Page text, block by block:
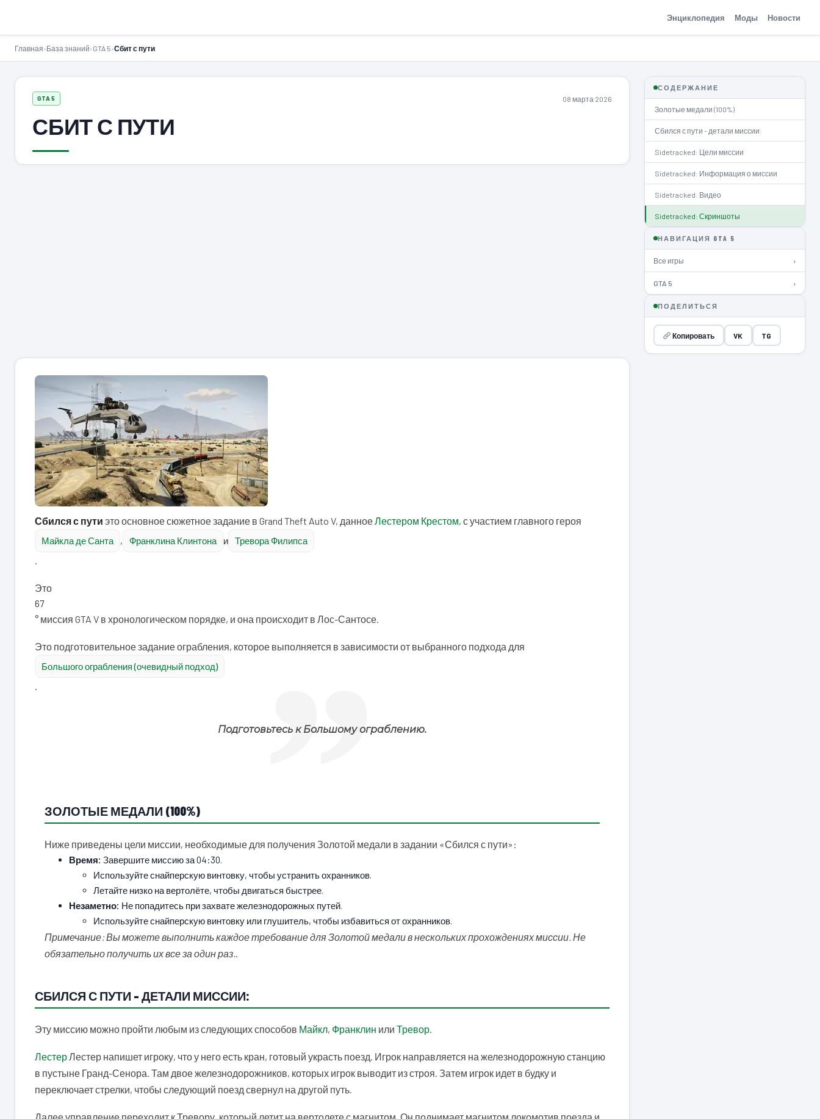
Энциклопедия Моды Новости
Главная›База знаний›GTA 5›Сбит с пути
GTA 5 08 марта 2026
СБИТ С ПУТИ
Сбился с пути это основное сюжетное задание в Grand Theft Auto V, данноеЛестером Крестом, с участием главного героя
Майкла де Санта , Франклина Клинтона и Тревора Филипса
.
Это
67
° миссия GTA V в хронологическом порядке, и она происходит в Лос-Сантосе.
Это подготовительное задание ограбления, которое выполняется в зависимости от выбранного подхода для
Большого ограбления (очевидный подход)
.
Подготовьтесь к Большому ограблению.
ЗОЛОТЫЕ МЕДАЛИ (100%)
Ниже приведены цели миссии, необходимые для получения Золотой медали в задании «Сбился с пути»:
Время: Завершите миссию за 04:30.
Используйте снайперскую винтовку, чтобы устранить охранников.
Летайте низко на вертолёте, чтобы двигаться быстрее.
Незаметно: Не попадитесь при захвате железнодорожных путей.
Используйте снайперскую винтовку или глушитель, чтобы избавиться от охранников.
Примечание: Вы можете выполнить каждое требование для Золотой медали в нескольких прохождениях миссии. Не
обязательно получить их все за один раз..
СБИЛСЯ С ПУТИ – ДЕТАЛИ МИССИИ:
Эту миссию можно пройти любым из следующих способов Майкл, Франклин или Тревор.
ЛестерЛестер напишет игроку, что у него есть кран, готовый украсть поезд. Игрок направляется на железнодорожную станцию
в пустыне Гранд-Сенора. Там двое железнодорожников, которых игрок выводит из строя. Затем игрок идет в будку и
переключает стрелки, чтобы следующий поезд свернул на другой путь.
СОДЕРЖАНИЕ
Золотые медали (100%)
Сбился с пути - детали миссии:
Sidetracked: Цели миссии
Sidetracked: Информация о миссии
Sidetracked: Видео
Sidetracked: Скриншоты
НАВИГАЦИЯ GTA 5
Все игры ›
GTA 5 ›
ПОДЕЛИТЬСЯ
Копировать VK TG